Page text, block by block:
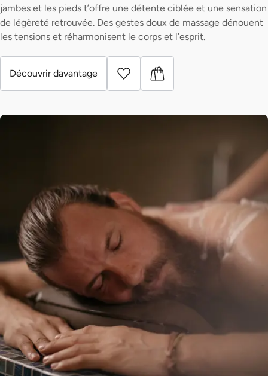
jambes et les pieds t’offre une détente ciblée et une sensation
de légèreté retrouvée. Des gestes doux de massage dénouent
les tensions et réharmonisent le corps et l’esprit.
Découvrir davantage